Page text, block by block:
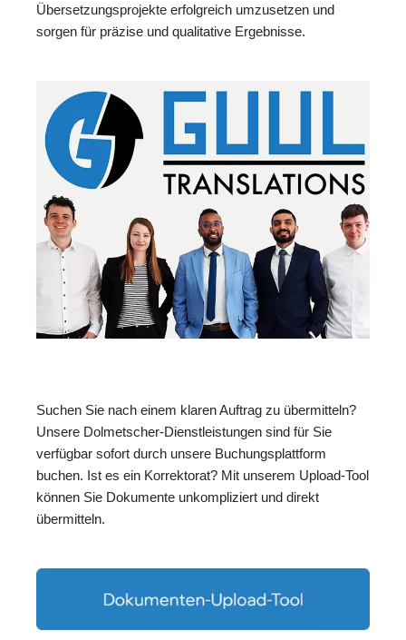
Übersetzungsprojekte erfolgreich umzusetzen und
sorgen für präzise und qualitative Ergebnisse.
Suchen Sie nach einem klaren Auftrag zu übermitteln?
Unsere Dolmetscher-Dienstleistungen sind für Sie
verfügbar sofort durch unsere Buchungsplattform
buchen. Ist es ein Korrektorat? Mit unserem Upload-Tool
können Sie Dokumente unkompliziert und direkt
übermitteln.